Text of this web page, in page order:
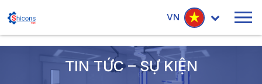
VN
TIN TỨC – SỰ KIỆN